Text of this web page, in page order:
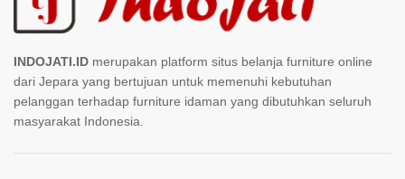
INDOJATI.ID merupakan platform situs belanja furniture online
dari Jepara yang bertujuan untuk memenuhi kebutuhan
pelanggan terhadap furniture idaman yang dibutuhkan seluruh
masyarakat Indonesia.